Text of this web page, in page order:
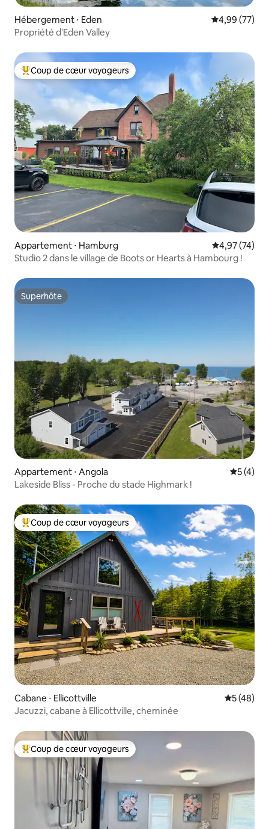
Hébergement ⋅ Eden Évaluation
4,99 (77)
Propriété d'Eden Valley
Coups de cœur voyageurs les plus appréciés
Coup de cœur voyageurs
Appartement ⋅ Hamburg Évaluation
4,97 (74)
Studio 2 dans le village de Boots or Hearts à Hambourg !
Superhôte
Superhôte
Appartement ⋅ Angola
5 (4)
Lakeside Bliss - Proche du stade Highmark !
Coups de cœur voyageurs les plus appréciés
Coup de cœur voyageurs
Cabane ⋅ Ellicottville
5 (48)
Jacuzzi, cabane à Ellicottville, cheminée
Coups de cœur voyageurs les plus appréciés
Coup de cœur voyageurs